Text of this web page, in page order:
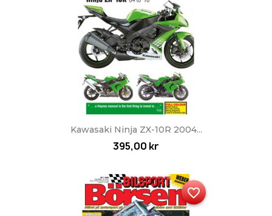
Kawasaki Ninja ZX-10R 2004...
395,00 kr
favorite_border